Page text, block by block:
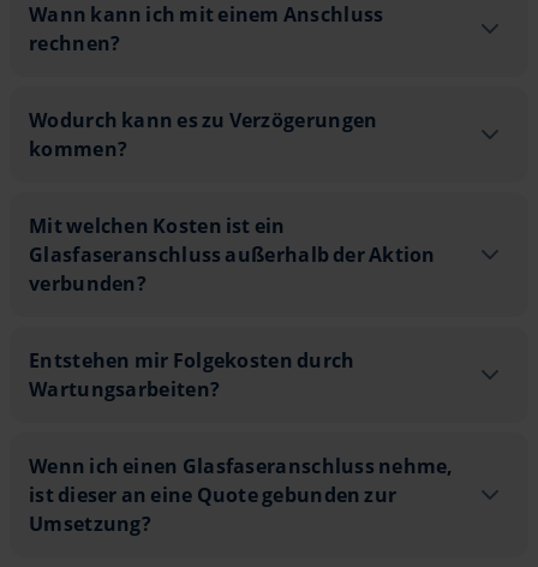
Wann kann ich mit einem Anschluss
rechnen?
Wodurch kann es zu Verzögerungen
kommen?
Mit welchen Kosten ist ein
Glasfaseranschluss außerhalb der Aktion
verbunden?
Entstehen mir Folgekosten durch
Wartungsarbeiten?
Wenn ich einen Glasfaseranschluss nehme,
ist dieser an eine Quote gebunden zur
Umsetzung?